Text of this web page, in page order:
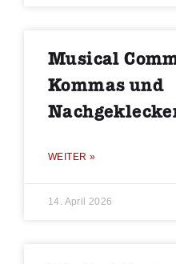
Musical
Kommas und
WEITER »
14. April 2026